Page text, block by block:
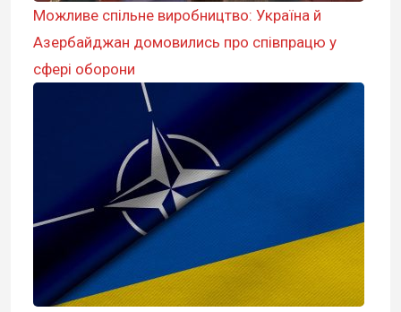
Можливе спільне виробництво: Україна й
Азербайджан домовились про співпрацю у
сфері оборони